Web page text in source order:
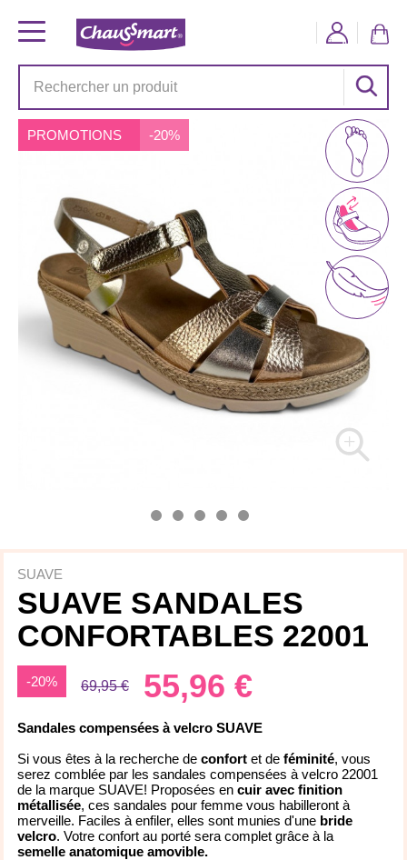
PROMOTIONS -20%
SUAVE
SUAVE SANDALES
CONFORTABLES 22001
-20% 69,95 € 55,96 €
Sandales compensées à velcro SUAVE
Si vous êtes à la recherche de confort et de féminité, vous
serez comblée par les sandales compensées à velcro 22001
de la marque SUAVE! Proposées en cuir avec finition
métallisée, ces sandales pour femme vous habilleront à
merveille. Faciles à enfiler, elles sont munies d'une bride
velcro. Votre confort au porté sera complet grâce à la
semelle anatomique amovible.